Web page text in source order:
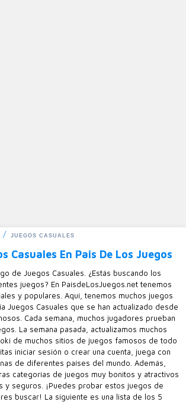
JUEGOS CASUALES
Casuales En Pais De Los Juegos
de Juegos Casuales. ¿Estás buscando los
juegos? En PaisdeLosJuegos.net tenemos
y populares. Aquí, tenemos muchos juegos
Juegos Casuales que se han actualizado desde
Cada semana, muchos jugadores prueban
La semana pasada, actualizamos muchos
de muchos sitios de juegos famosos de todo
iniciar sesión o crear una cuenta, juega con
de diferentes países del mundo. Además,
categorías de juegos muy bonitos y atractivos
y seguros. ¡Puedes probar estos juegos de
buscar! La siguiente es una lista de los 5